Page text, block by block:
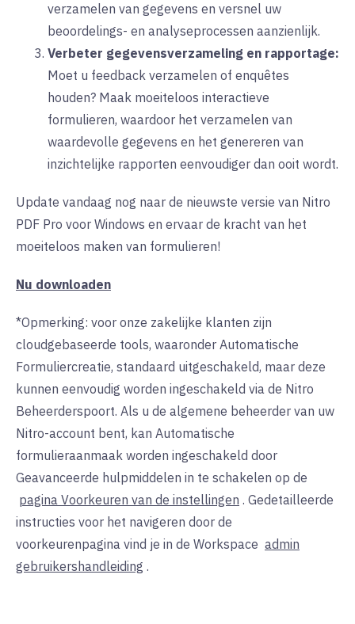
verzamelen van gegevens en versnel uw
beoordelings- en analyseprocessen aanzienlijk.
Verbeter gegevensverzameling en rapportage:
Moet u feedback verzamelen of enquêtes
houden? Maak moeiteloos interactieve
formulieren, waardoor het verzamelen van
waardevolle gegevens en het genereren van
inzichtelijke rapporten eenvoudiger dan ooit wordt.
Update vandaag nog naar de nieuwste versie van Nitro
PDF Pro voor Windows en ervaar de kracht van het
moeiteloos maken van formulieren!
Nu downloaden
*Opmerking: voor onze zakelijke klanten zijn
cloudgebaseerde tools, waaronder Automatische
Formuliercreatie, standaard uitgeschakeld, maar deze
kunnen eenvoudig worden ingeschakeld via de Nitro
Beheerderspoort. Als u de algemene beheerder van uw
Nitro-account bent, kan Automatische
formulieraanmaak worden ingeschakeld door
Geavanceerde hulpmiddelen in te schakelen op de
pagina Voorkeuren van de instellingen . Gedetailleerde
instructies voor het navigeren door de
voorkeurenpagina vind je in de Workspace admin
gebruikershandleiding .